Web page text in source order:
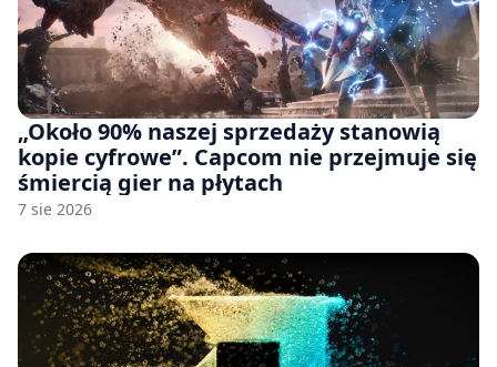
„Około 90% naszej sprzedaży stanowią
kopie cyfrowe”. Capcom nie przejmuje się
śmiercią gier na płytach
7 sie 2026